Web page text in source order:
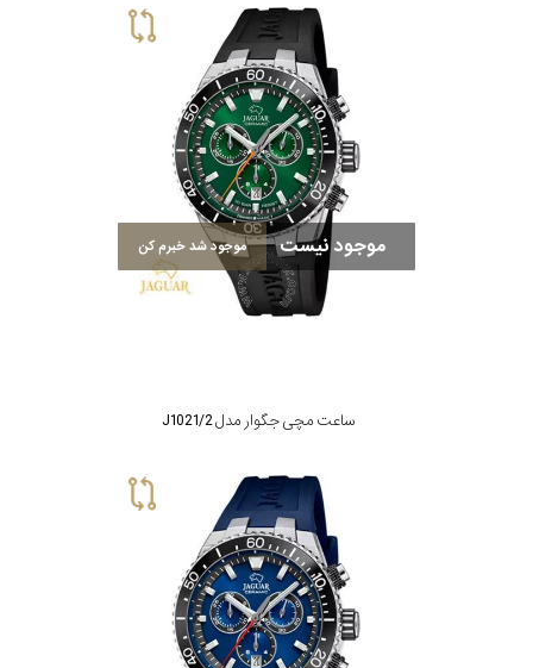
موجود نیست موجود شد خبرم کن
ساعت مچی جگوار مدل J1021/2